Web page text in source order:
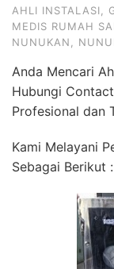
AHLI INSTALASI
MEDIS RUMAH
NUNUKAN
Anda Mencari
Hubungi
Profesional dan
Kami Melayani
Sebagai Berikut :